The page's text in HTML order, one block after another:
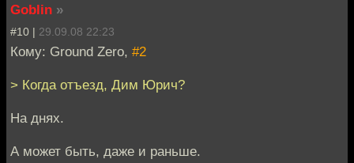
Goblin »
#10 | 29.09.08 22:23
Кому: Ground Zero, #2
> Когда отъезд, Дим Юрич?
На днях.
А может быть, даже и раньше.